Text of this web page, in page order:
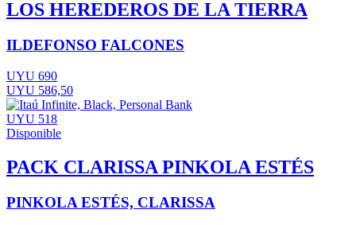
LOS HEREDEROS DE LA TIERRA
ILDEFONSO FALCONES
UYU 690
UYU 586,50
UYU 518
Disponible
PACK CLARISSA PINKOLA ESTÉS
PINKOLA ESTÉS, CLARISSA